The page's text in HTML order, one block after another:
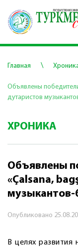
Главная \
Объявлены
дутаристов
ХРОНИКА
Объявлены
«Çalsana,
Опубликовано
В целях развития